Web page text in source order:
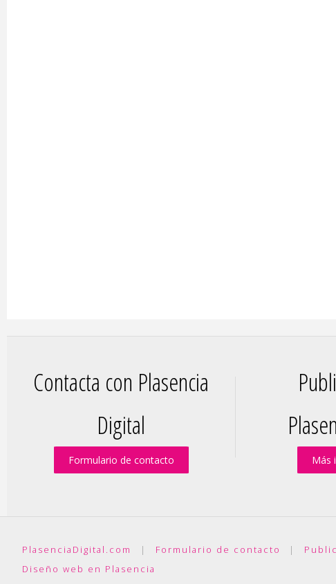
Contacta con Plasencia
Digital
Formulario de contacto Más
PlasenciaDigital.com | Formulario de contacto |
Diseño web en Plasencia